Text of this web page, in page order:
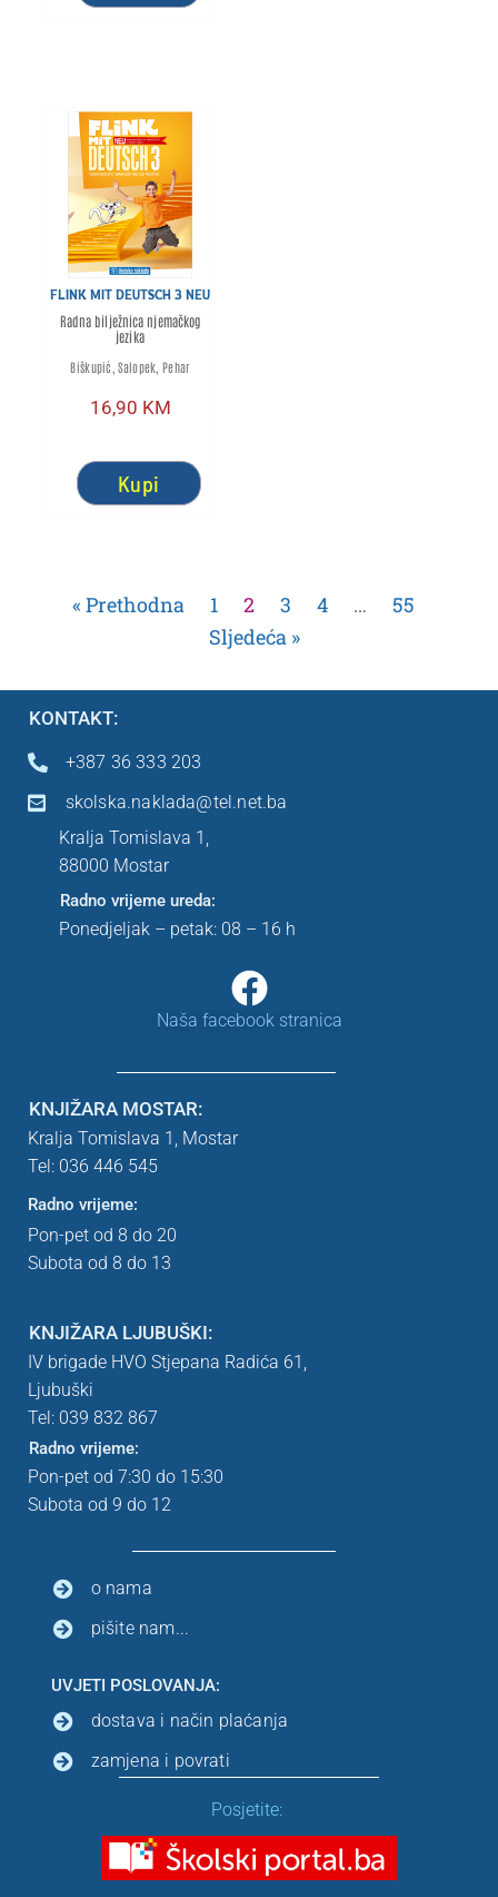
FLINK MIT DEUTSCH 3 NEU
Radna bilježnica njemačkog
jezika
Biškupić, Salopek, Pehar
16,90 KM
Kupi
« Prethodna 1 2 3 4 …
55
Sljedeća »
KONTAKT:
+387 36 333 203
skolska.naklada@tel.net.ba
Kralja Tomislava 1,
88000 Mostar
Radno vrijeme ureda:
Ponedjeljak – petak: 08 – 16 h
Naša facebook stranica
KNJIŽARA MOSTAR:
Kralja Tomislava 1, Mostar
Tel: 036 446 545
Radno vrijeme:
Pon-pet od 8 do 20
Subota od 8 do 13
KNJIŽARA LJUBUŠKI:
IV brigade HVO Stjepana Radića 61,
Ljubuški
Tel: 039 832 867
Radno vrijeme:
Pon-pet od 7:30 do 15:30
Subota od 9 do 12
o nama
pišite nam...
UVJETI POSLOVANJA:
dostava i način plaćanja
zamjena i povrati
Posjetite: